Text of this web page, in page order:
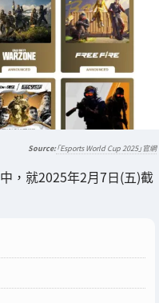
「Esports World Cup 2025」官網
中，就2025年2月7日(五)截